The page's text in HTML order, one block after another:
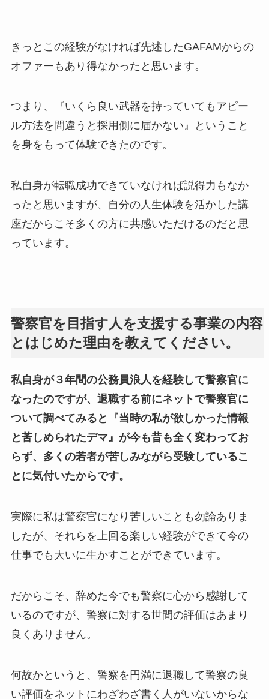
きっとこの経験がなければ先述したGAFAMからの
オファーもあり得なかったと思います。
つまり、『いくら良い武器を持っていてもアピー
ル方法を間違うと採用側に届かない』ということ
を身をもって体験できたのです。
私自身が転職成功できていなければ説得力もなか
ったと思いますが、自分の人生体験を活かした講
座だからこそ多くの方に共感いただけるのだと思
っています。
警察官を目指す人を支援する事業の内容
とはじめた理由を教えてください。
私自身が３年間の公務員浪人を経験して警察官に
なったのですが、退職する前にネットで警察官に
ついて調べてみると『当時の私が欲しかった情報
と苦しめられたデマ』が今も昔も全く変わってお
らず、多くの若者が苦しみながら受験しているこ
とに気付いたからです。
実際に私は警察官になり苦しいことも勿論ありま
したが、それらを上回る楽しい経験ができて今の
仕事でも大いに生かすことができています。
だからこそ、辞めた今でも警察に心から感謝して
いるのですが、警察に対する世間の評価はあまり
良くありません。
何故かというと、警察を円満に退職して警察の良
い評価をネットにわざわざ書く人がいないからな